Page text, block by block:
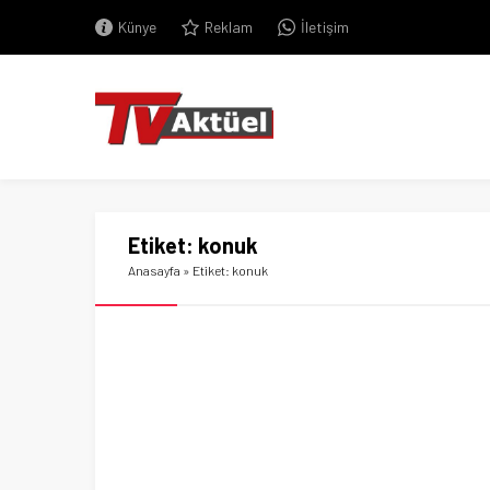
Künye Reklam İletişim
Etiket: konuk
Anasayfa » Etiket: konuk